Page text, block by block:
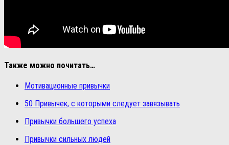
Также можно почитать…
Мотивационные привычки
50 Привычек, с которыми следует завязывать
Привычки большего успеха
Привычки сильных людей